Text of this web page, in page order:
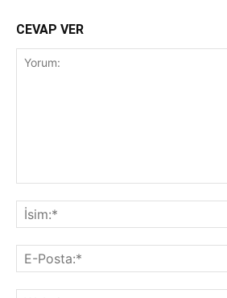
CEVAP VER